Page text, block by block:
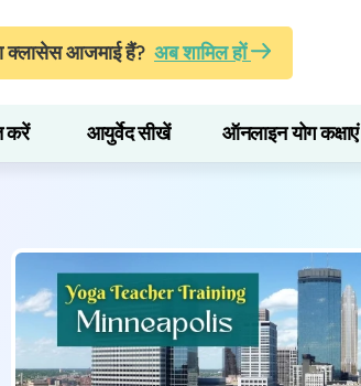
क्लासेस आजमाई हैं? अब शामिल हों
करें आयुर्वेद सीखें ऑनलाइन योग कक्षाएं